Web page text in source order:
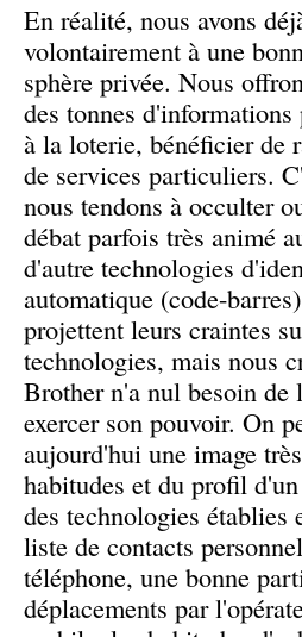
En réalité, nous avons
volontairement à une
sphère privée. Nous
des tonnes
à la loterie, bénéficier de
de services particuliers.
nous tendons à occulter
débat parfois très animé
d'autre technologies
automatique (code-
projettent leurs craintes
technologies, mais nous
Brother n'a nul besoin de
exercer son pouvoir. On
aujourd'hui une image
habitudes et du profil
des technologies établies
liste de contacts
téléphone, une bonne
déplacements par